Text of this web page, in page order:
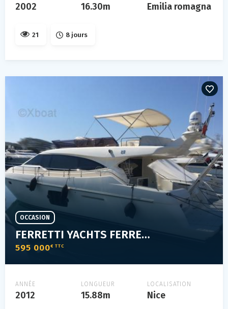
2002 16.30m Emilia romagna
21 8 jours
FERRETTI YACHTS FERRETTI 530
595 000€ TTC
OCCASION
ANNÉE
2012
LONGUEUR
15.88m
LOCALISATION
Nice